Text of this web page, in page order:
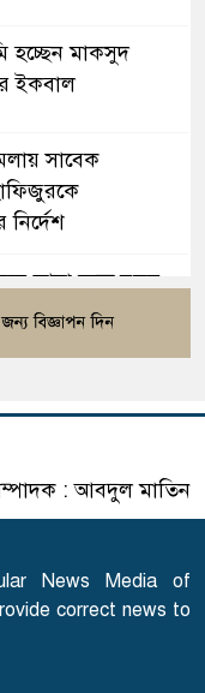
হচ্ছেন মাকসুদ
ইকবাল
সাবেক
আনা হচ্ছে নতুন
আইন প্রকাশ
ফল প্রকাশের
উপসর্গ নিয়ে
: আবদুল মাতিন
News Media of
correct news to